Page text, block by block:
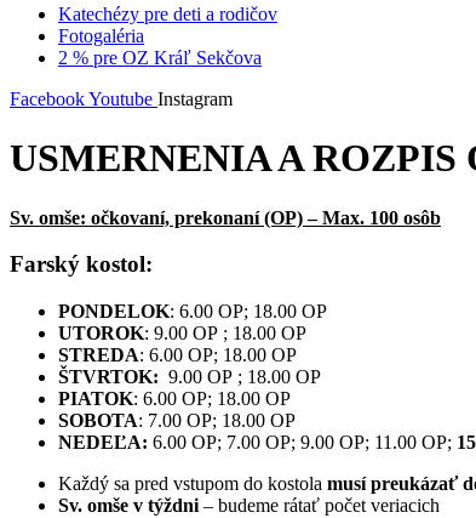
Katechézy pre deti a rodičov
Fotogaléria
2 % pre OZ Kráľ Sekčova
FacebookYoutube Instagram
USMERNENIA A ROZPIS
Sv. omše: očkovaní, prekonaní (OP) – Max. 100 osôb
Farský kostol:
PONDELOK: 6.00 OP; 18.00 OP
UTOROK: 9.00 OP ; 18.00 OP
STREDA: 6.00 OP; 18.00 OP
ŠTVRTOK: 9.00 OP ; 18.00 OP
PIATOK: 6.00 OP; 18.00 OP
SOBOTA: 7.00 OP; 18.00 OP
NEDEĽA: 6.00 OP; 7.00 OP; 9.00 OP; 11.00 OP;
Každý sa pred vstupom do kostola musí preukázať
Sv. omše v týždni – budeme rátať počet veriacich